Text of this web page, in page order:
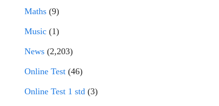
Maths (9)
Music (1)
News (2,203)
Online Test (46)
Online Test 1 std (3)